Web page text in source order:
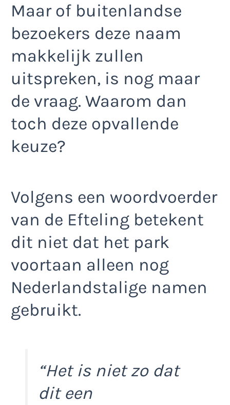
Maar of buitenlandse
bezoekers deze naam
makkelijk zullen
uitspreken, is nog maar
de vraag. Waarom dan
toch deze opvallende
keuze?
Volgens een woordvoerder
van de Efteling betekent
dit niet dat het park
voortaan alleen nog
Nederlandstalige namen
gebruikt.
“Het is niet zo dat
dit een